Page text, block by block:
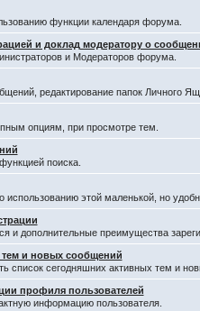
функции календаря форума.
и доклад модератору о
и Модераторов форума.
редактирование папок Личного
опциям, при просмотре тем.
поиска.
использованию этой маленькой, но
и дополнительные преимущества
и новых сообщений
список сегодняшних активных тем и
профиля пользователей
информацию пользователя.